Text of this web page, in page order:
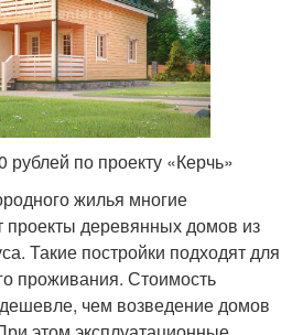
рублей по проекту «Керчь»
жилья многие
деревянных домов из
Такие постройки подходят для
проживания. Стоимость
чем возведение домов